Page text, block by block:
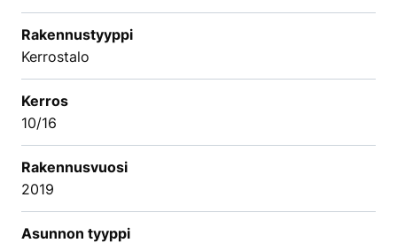
Rakennustyyppi
Kerrostalo
Kerros
10/16
Rakennusvuosi
2019
Asunnon tyyppi